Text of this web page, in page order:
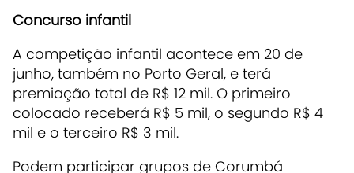
Concurso infantil
A competição infantil acontece em 20 de
junho, também no Porto Geral, e terá
premiação total de R$ 12 mil. O primeiro
colocado receberá R$ 5 mil, o segundo R$ 4
mil e o terceiro R$ 3 mil.
Podem participar grupos de Corumbá